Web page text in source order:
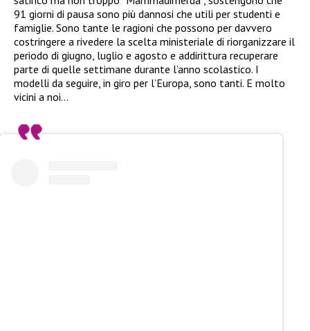
91 giorni di pausa sono più dannosi che utili per studenti e
famiglie. Sono tante le ragioni che possono per davvero
costringere a rivedere la scelta ministeriale di riorganizzare il
periodo di giugno, luglio e agosto e addirittura recuperare
parte di quelle settimane durante l’anno scolastico. I
modelli da seguire, in giro per l’Europa, sono tanti. E molto
vicini a noi…